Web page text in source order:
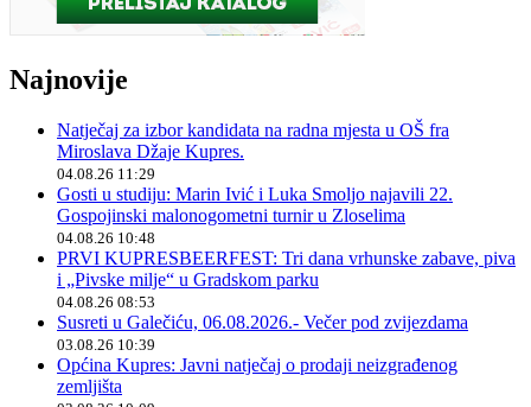
Najnovije
Natječaj za izbor kandidata na radna mjesta u OŠ fra
Miroslava Džaje Kupres.
04.08.26 11:29
Gosti u studiju: Marin Ivić i Luka Smoljo najavili 22.
Gospojinski malonogometni turnir u Zloselima
04.08.26 10:48
PRVI KUPRESBEERFEST: Tri dana vrhunske zabave, piva
i „Pivske milje“ u Gradskom parku
04.08.26 08:53
Susreti u Galečiću, 06.08.2026.- Večer pod zvijezdama
03.08.26 10:39
Općina Kupres: Javni natječaj o prodaji neizgrađenog
zemljišta